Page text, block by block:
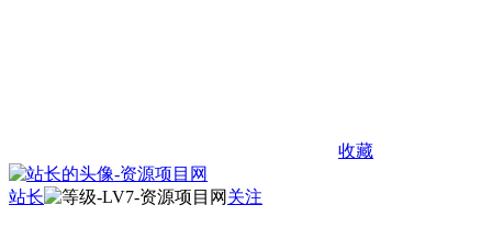
收藏
站长 关注